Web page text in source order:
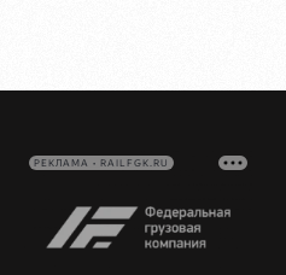
РЕКЛАМА • RAILFGK.RU